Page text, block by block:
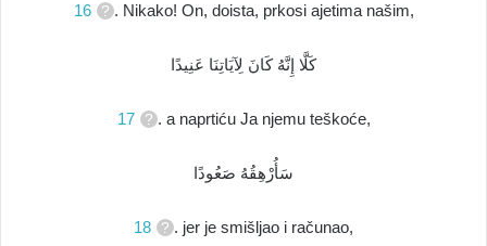
16 . Nikako! On, doista, prkosi ajetima našim,
كَلَّا إِنَّهُ كَانَ لِآيَاتِنَا عَنِيدًا
17 . a naprtiću Ja njemu teškoće,
سَأُرْهِقُهُ صَعُودًا
18 . jer je smišljao i računao,